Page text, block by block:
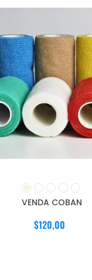
VENDA COBAN
$120,00